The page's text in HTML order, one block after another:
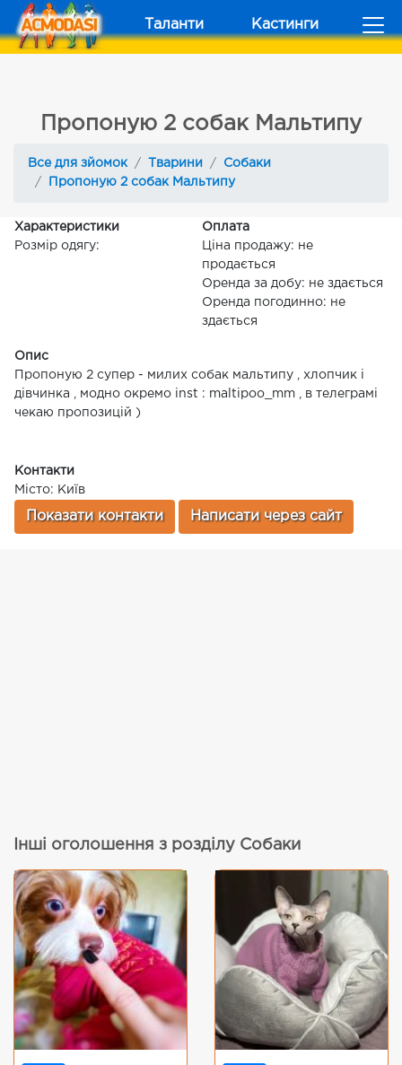
Таланти Кастинги
Пропоную 2 собак Мальтипу
Все для зйомок Тварини
Собаки
Пропоную 2 собак Мальтипу
Характеристики
Розмір одягу:
Оплата
Ціна продажу: не
продається
Оренда за добу: не здається
Оренда погодинно: не
здається
Опис
Пропоную 2 супер - милих собак мальтипу , хлопчик і
дівчинка , модно окремо inst : maltipoo_mm , в телеграмі
чекаю пропозицій )
Контакти
Місто: Київ
Показати контакти Написати через сайт
Інші оголошення з розділу Собаки